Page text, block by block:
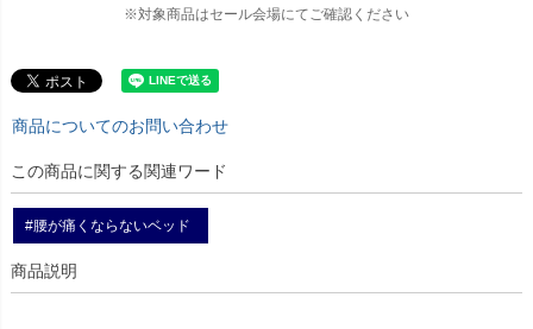
※対象商品はセール会場にてご確認ください
商品についてのお問い合わせ
この商品に関する関連ワード
#腰が痛くならないベッド
商品説明